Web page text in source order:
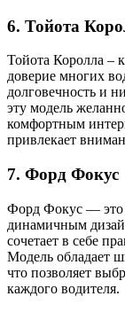
6. Тойота
Тойота Королла –
доверие многих
долговечность и
эту модель
комфортным
привлекает
7. Форд Фокус
Форд Фокус — это
динамичным
сочетает в себе
Модель обладает
что позволяет
каждого водителя.